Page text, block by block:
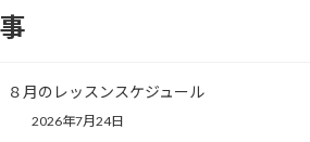
８月のレッスンスケジュール
2026年7月24日